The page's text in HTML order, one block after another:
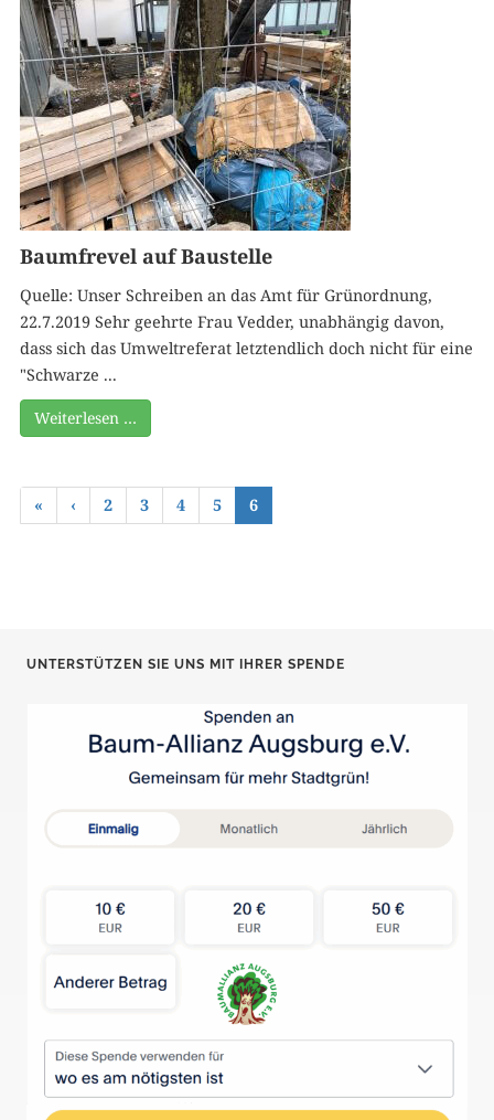
Baumfrevel auf Baustelle
Quelle: Unser Schreiben an das Amt für Grünordnung,
22.7.2019 Sehr geehrte Frau Vedder, unabhängig davon,
dass sich das Umweltreferat letztendlich doch nicht für eine
"Schwarze ...
Weiterlesen …
« ‹ 2 3 4 5 6
UNTERSTÜTZEN SIE UNS MIT IHRER SPENDE